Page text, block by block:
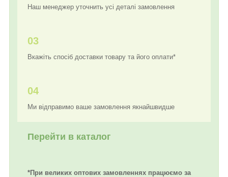
Наш менеджер уточнить усі деталі замовлення
03
Вкажіть спосіб доставки товару та його оплати*
04
Ми відправимо ваше замовлення якнайшвидше
Перейти в каталог
*При великих оптових замовленнях працюємо за